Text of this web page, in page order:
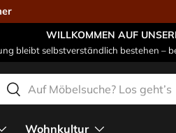
WILLKOMMEN AUF
bleibt selbstverständlich bestehen –
Suchen
Wohnkultur